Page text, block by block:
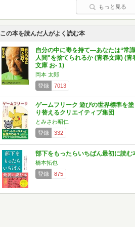
もっと見る
この本を読んだ人がよく読む本
自分の中に毒を持て―あなたは“常識
人間"を捨てられるか (青春文庫) (青
文庫 お- 1)
岡本 太郎
登録
7013
ゲームフリーク 遊びの世界標準を塗
り替えるクリエイティブ集団
とみさわ昭仁
登録
332
部下をもったらいちばん最初に読む
橋本拓也
登録
875